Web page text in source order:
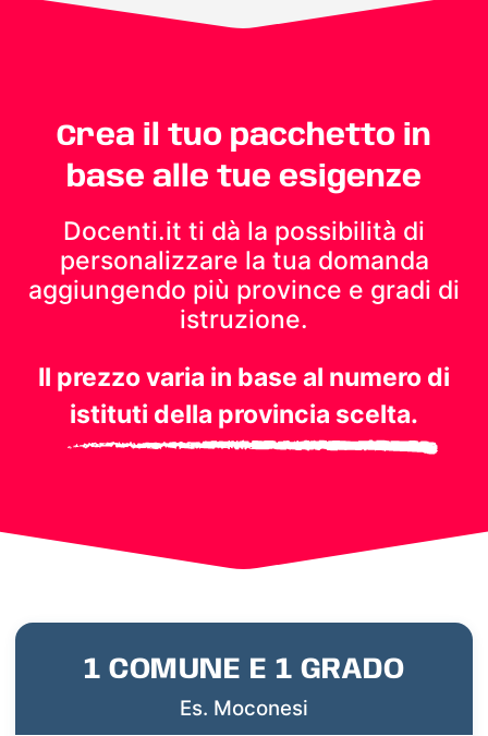
Crea il tuo pacchetto in
base alle tue esigenze
Docenti.it ti dà la possibilità di
personalizzare la tua domanda
aggiungendo più province e gradi di
istruzione.
Il prezzo varia in base al numero di
istituti della provincia scelta.
1 COMUNE E 1 GRADO
Es. Moconesi